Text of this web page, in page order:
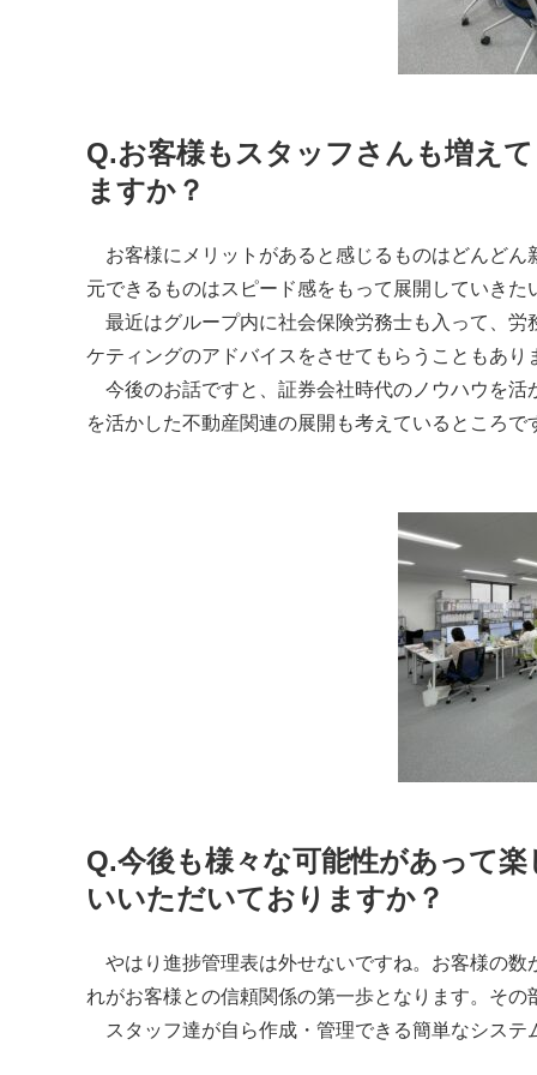
Q.お客様もスタッフさんも増え
ますか？
お客様にメリットがあると感じるものはどんどん
元できるものはスピード感をもって展開していきた
最近はグループ内に社会保険労務士も入って、労
ケティングのアドバイスをさせてもらうこともあり
今後のお話ですと、証券会社時代のノウハウを活
を活かした不動産関連の展開も考えているところで
Q.今後も様々な可能性があって
いいただいておりますか？
やはり進捗管理表は外せないですね。お客様の数
れがお客様との信頼関係の第一歩となります。そ
スタッフ達が自ら作成・管理できる簡単なシステ